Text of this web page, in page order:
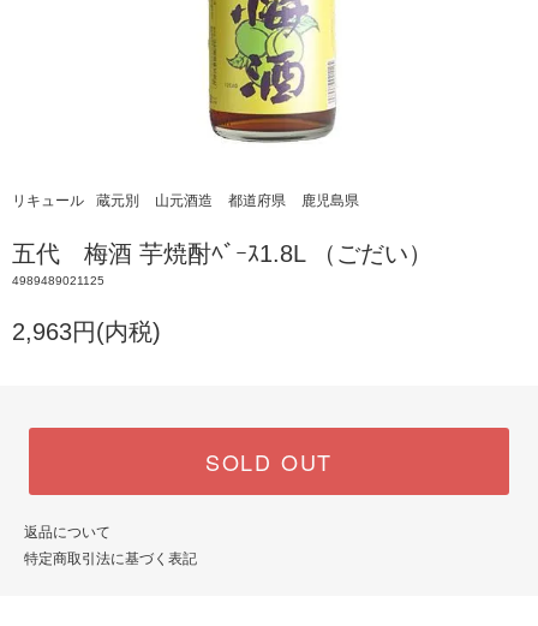
リキュール 蔵元別 山元酒造 都道府県 鹿児島県
五代 梅酒 芋焼酎ﾍﾞｰｽ1.8L （ごだい）
4989489021125
2,963円(内税)
SOLD OUT
返品について
特定商取引法に基づく表記